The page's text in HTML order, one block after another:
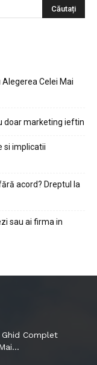
Alegerea Celei Mai
doar marketing ieftin
si implicatii
acord? Dreptul la
sau ai firma in
Ghid Complet